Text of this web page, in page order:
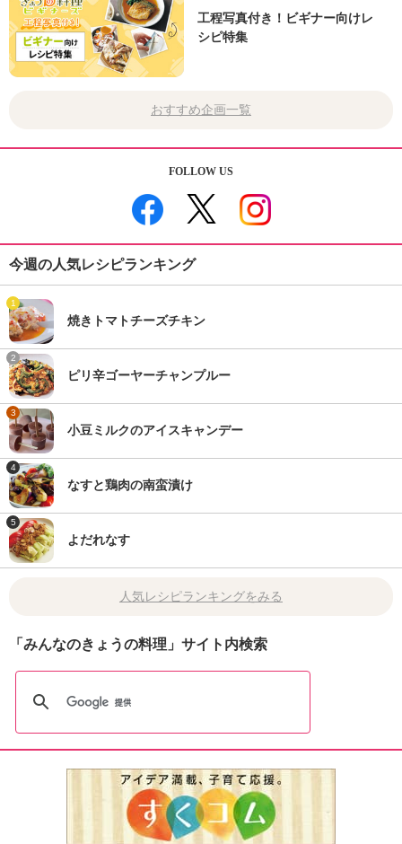
工程写真付き！ビギナー向けレ
シピ特集
おすすめ企画一覧
FOLLOW US
今週の人気レシピランキング
1
焼きトマトチーズチキン
2
ピリ辛ゴーヤーチャンプルー
3
小豆ミルクのアイスキャンデー
4
なすと鶏肉の南蛮漬け
5
よだれなす
人気レシピランキングをみる
「みんなのきょうの料理」サイト内検索